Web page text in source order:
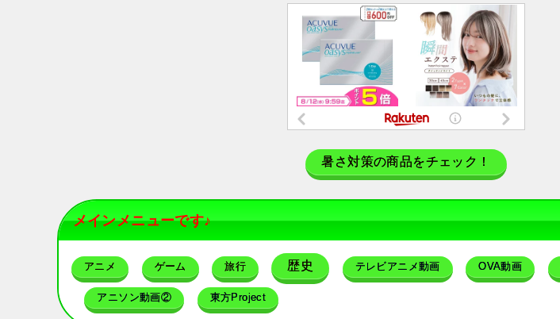
暑さ対策の商品をチェック！
メインメニューです♪
アニメ ゲーム 旅行 歴史 テレビアニメ動画 OVA動画
アニソン動画② 東方Project